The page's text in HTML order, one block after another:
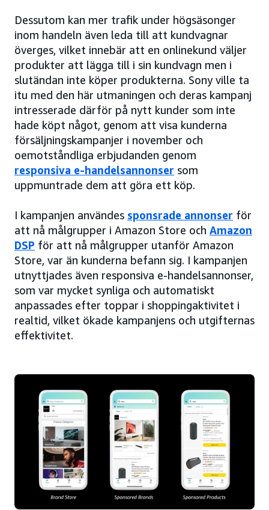
Dessutom kan mer trafik under högsäsonger
inom handeln även leda till att kundvagnar
överges, vilket innebär att en onlinekund väljer
produkter att lägga till i sin kundvagn men i
slutändan inte köper produkterna. Sony ville ta
itu med den här utmaningen och deras kampanj
intresserade därför på nytt kunder som inte
hade köpt något, genom att visa kunderna
försäljningskampanjer i november och
oemotståndliga erbjudanden genom
responsiva e-handelsannonser som
uppmuntrade dem att göra ett köp.
I kampanjen användes sponsrade annonser för
att nå målgrupper i Amazon Store och Amazon
DSP för att nå målgrupper utanför Amazon
Store, var än kunderna befann sig. I kampanjen
utnyttjades även responsiva e-handelsannonser,
som var mycket synliga och automatiskt
anpassades efter toppar i shoppingaktivitet i
realtid, vilket ökade kampanjens och utgifternas
effektivitet.